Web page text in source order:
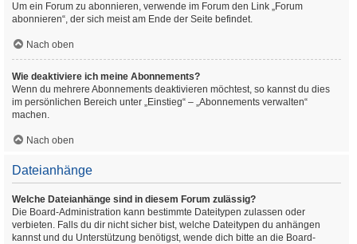
Um ein Forum zu abonnieren, verwende im Forum den Link „Forum
abonnieren“, der sich meist am Ende der Seite befindet.
Nach oben
Wie deaktiviere ich meine Abonnements?
Wenn du mehrere Abonnements deaktivieren möchtest, so kannst du dies
im persönlichen Bereich unter „Einstieg“ – „Abonnements verwalten“
machen.
Nach oben
Dateianhänge
Welche Dateianhänge sind in diesem Forum zulässig?
Die Board-Administration kann bestimmte Dateitypen zulassen oder
verbieten. Falls du dir nicht sicher bist, welche Dateitypen du anhängen
kannst und du Unterstützung benötigst, wende dich bitte an die Board-